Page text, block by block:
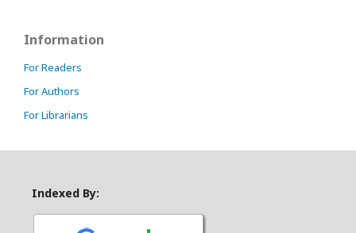
Information
For Readers
For Authors
For Librarians
Indexed By: